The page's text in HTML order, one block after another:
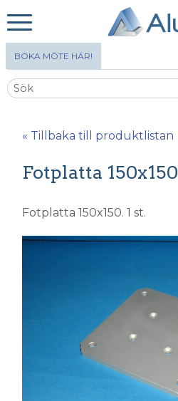
BOKA MÖTE HÄR!
« Tillbaka till produktlistan
Fotplatta 150x150
Fotplatta 150x150. 1 st.